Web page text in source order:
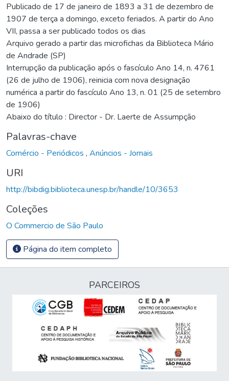
Publicado de 17 de janeiro de 1893 a 31 de dezembro de
1907 de terça a domingo, exceto feriados. A partir do Ano
VII, passa a ser publicado todos os dias
Arquivo gerado a partir das microfichas da Biblioteca Mário
de Andrade (SP)
Interrupção da publicação após o fascículo Ano 14, n. 4761
(26 de julho de 1906), reinicia com nova designação
numérica a partir do fascículo Ano 13, n. 01 (25 de setembro
de 1906)
Abaixo do título : Director - Dr. Laerte de Assumpção
Palavras-chave
Comércio - Periódicos , Anúncios - Jornais
URI
http://bibdig.biblioteca.unesp.br/handle/10/3653
Coleções
O Commercio de São Paulo
Página do item completo
PARCEIROS